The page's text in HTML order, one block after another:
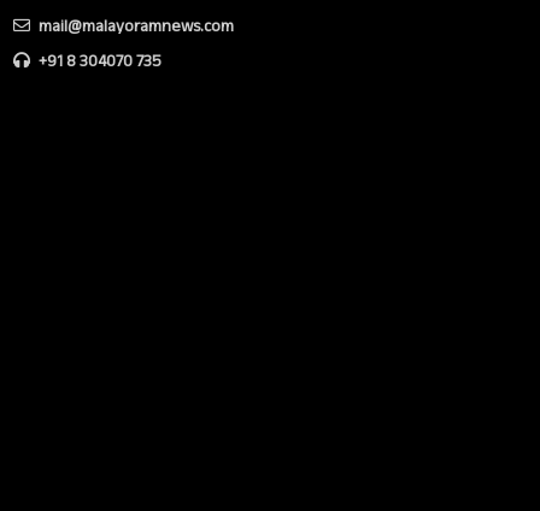
mail@malayoramnews.com
+91 8 304070 735